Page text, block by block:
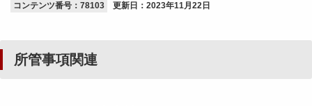
コンテンツ番号：78103 更新日： 2023年11月22日
所管事項関連